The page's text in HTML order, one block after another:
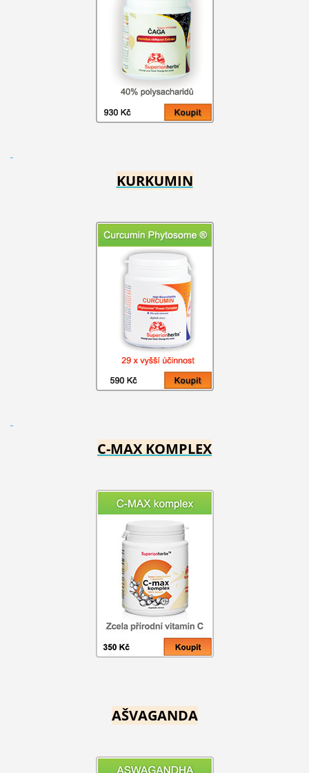
KURKUMIN
C-MAX KOMPLEX
AŠVAGANDA